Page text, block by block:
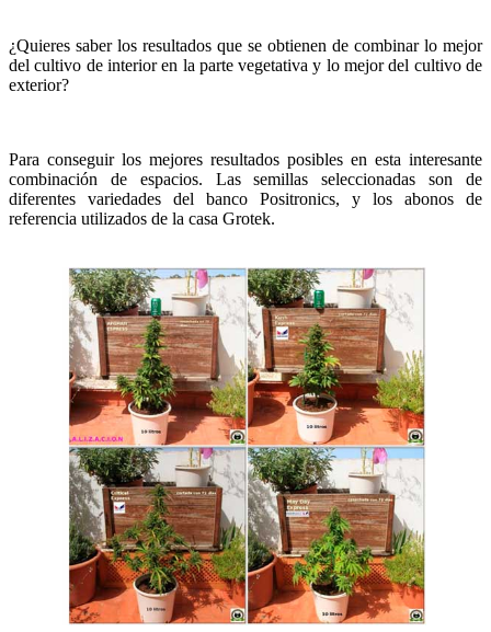
¿Quieres saber los resultados que se obtienen de combinar lo mejor
del cultivo de interior en la parte vegetativa y lo mejor del cultivo de
exterior?
Para conseguir los mejores resultados posibles en esta interesante
combinación de espacios. Las semillas seleccionadas son de
diferentes variedades del banco Positronics, y los abonos de
referencia utilizados de la casa Grotek.